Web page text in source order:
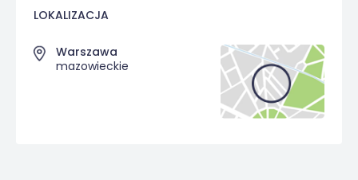
LOKALIZACJA
Warszawa
mazowieckie